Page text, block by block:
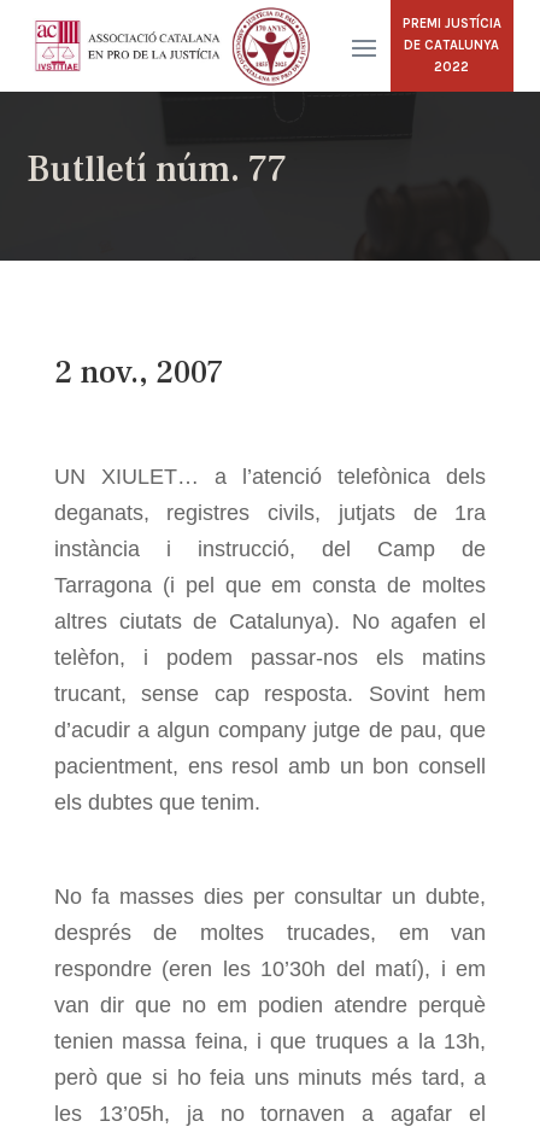
PREMI JUSTÍCIA
DE CATALUNYA
2022
Butlletí núm. 77
2 nov., 2007
UN XIULET… a l’atenció telefònica dels
deganats, registres civils, jutjats de 1ra
instància i instrucció, del Camp de
Tarragona (i pel que em consta de moltes
altres ciutats de Catalunya). No agafen el
telèfon, i podem passar-nos els matins
trucant, sense cap resposta. Sovint hem
d’acudir a algun company jutge de pau, que
pacientment, ens resol amb un bon consell
els dubtes que tenim.
No fa masses dies per consultar un dubte,
després de moltes trucades, em van
respondre (eren les 10’30h del matí), i em
van dir que no em podien atendre perquè
tenien massa feina, i que truques a la 13h,
però que si ho feia uns minuts més tard, a
les 13’05h, ja no tornaven a agafar el